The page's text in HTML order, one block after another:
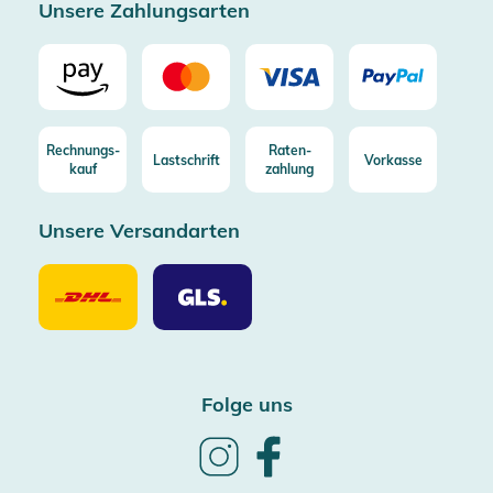
Unsere Zahlungsarten
Rechnungs-
kauf
Lastschrift
Raten-
zahlung
Vorkasse
Unsere Versandarten
Unsere
Versandarten
DHL
Unsere
Versandarten
GLS
Folge uns
Follow